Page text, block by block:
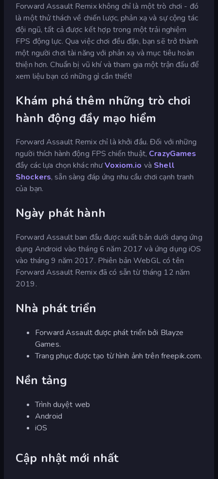
Forward Assault Remix không chỉ là một trò chơi - đó
là một thử thách về chiến lược, phản xạ và sự cộng tác
đội ngũ, tất cả được kết hợp trong một trải nghiệm
FPS động lực. Qua việc chơi đều đặn, bạn sẽ trở thành
một người chơi tài năng với phản xạ và mục tiêu hoàn
thiện hơn. Chuẩn bị vũ khí và tham gia một trận đấu để
xem liệu bạn có những gì cần thiết!
Khám phá thêm những trò chơi
hành động đầy mạo hiểm
Forward Assault Remix chỉ là khởi đầu. Đối với những
người thích hành động FPS chiến thuật, CrazyGames
đầy các lựa chọn khác nhưVoxiom.io và Shell
Shockers, sẵn sàng đáp ứng nhu cầu chơi cạnh tranh
của bạn.
Ngày phát hành
Forward Assault ban đầu được xuất bản dưới dạng ứng
dụng Android vào tháng 6 năm 2017 và ứng dụng iOS
vào tháng 9 năm 2017. Phiên bản WebGL có tên
Forward Assault Remix đã có sẵn từ tháng 12 năm
2019.
Nhà phát triển
Forward Assault được phát triển bởi Blayze
Games.
Trang phục được tạo từ hình ảnh trên freepik.com.
Nền tảng
Trình duyệt web
Android
iOS
Cập nhật mới nhất